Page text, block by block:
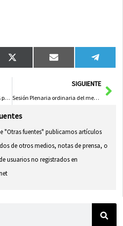
Compartir
en
X
(Twitter)
Compartir
en
Email
en
Entrega de portátiles y tabletas para centros educativos con necesidades especiales
SIGUIENTE
Sesión Plenaria ordinaria del mes de Febrero 2016
"Otras fuentes" publicamos artículos
de otros medios, notas de prensa, o
usuarios no registrados en